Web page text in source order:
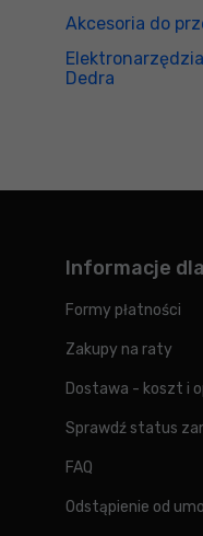
Akcesoria do
Dedra
Informacje
Formy płatności
Zakupy na raty
Dostawa - koszt i
Sprawdź status
FAQ
Odstąpienie od